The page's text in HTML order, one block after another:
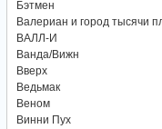
Бэтмен
Валериан и город тысячи
ВАЛЛ-И
Ванда/Вижн
Вверх
Ведьмак
Веном
Винни Пух